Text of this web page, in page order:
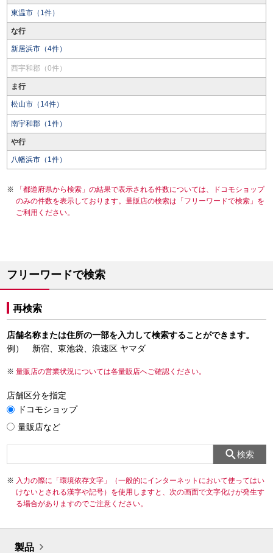
東温市（1件）
な行
新居浜市（4件）
西宇和郡（0件）
ま行
松山市（14件）
南宇和郡（1件）
や行
八幡浜市（1件）
「都道府県から検索」の結果で表示される件数については、ドコモショップ
のみの件数を表示しております。量販店の検索は「フリーワードで検索」を
ご利用ください。
フリーワードで検索
再検索
店舗名称または住所の一部を入力して検索することができます。
例） 新宿、東池袋、浪速区 ヤマダ
量販店の営業状況については各量販店へご確認ください。
店舗区分を指定
ドコモショップ
量販店など
検索
入力の際に「環境依存文字」（一般的にインターネットにおいて使ってはい
けないとされる漢字や記号）を使用しますと、次の画面で文字化けが発生す
る場合がありますのでご注意ください。
製品